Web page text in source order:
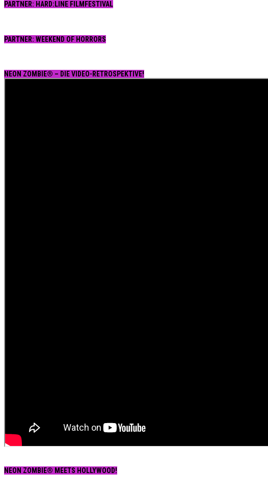
PARTNER: HARD:LINE FILMFESTIVAL
PARTNER: WEEKEND OF HORRORS
NEON ZOMBIE® – DIE VIDEO-RETROSPEKTIVE!
NEON ZOMBIE® MEETS HOLLYWOOD!